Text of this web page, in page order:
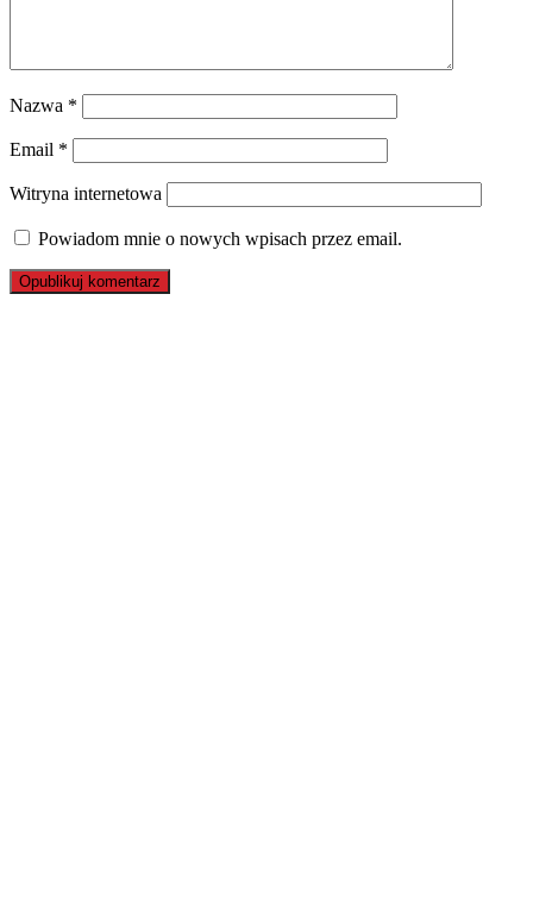
Nazwa *
Email *
Witryna internetowa
Powiadom mnie o nowych wpisach przez email.